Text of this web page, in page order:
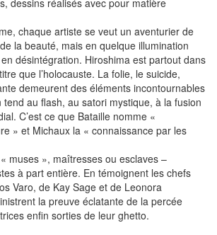
chaque artiste se veut un aventurier de
de la beauté, mais en quelque illumination
désintégration. Hiroshima est partout dans
que l’holocauste. La folie, le suicide,
demeurent des éléments incontournables
au flash, au satori mystique, à la fusion
C’est ce que Bataille nomme «
» et Michaux la « connaissance par les
muses », maîtresses ou esclaves –
à part entière. En témoignent les chefs
Varo, de Kay Sage et de Leonora
la preuve éclatante de la percée
enfin sorties de leur ghetto.